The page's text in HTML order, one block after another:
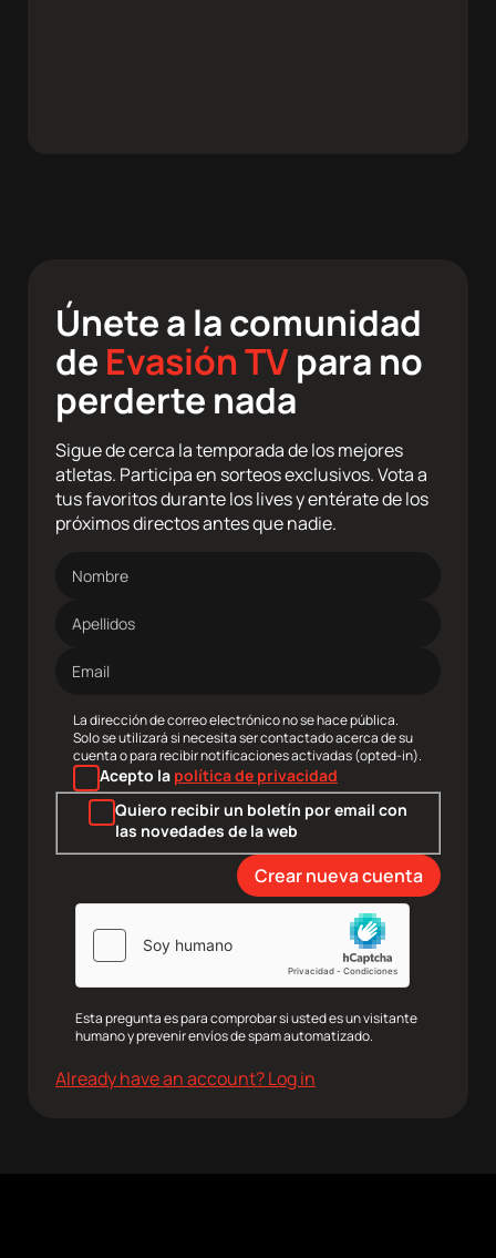
Únete a la comunidad
de Evasión TVpara no
perderte nada
Sigue de cerca la temporada de los mejores
atletas. Participa en sorteos exclusivos. Vota a
tus favoritos durante los lives y entérate de los
próximos directos antes que nadie.
de
electrónico
La dirección de correo electrónico no se hace pública.
Solo se utilizará si necesita ser contactado acerca de su
cuenta o para recibir notificaciones activadas (opted-in).
Acepto la política de privacidad
Quiero recibir un boletín por email con
las novedades de la web
Esta pregunta es para comprobar si usted es un visitante
humano y prevenir envíos de spam automatizado.
Already have an account? Log in
RRSSYoutube